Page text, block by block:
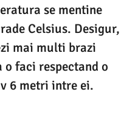
se mentine
Celsius. Desigur,
mai multi brazi
faci respectand o
6 metri intre ei.